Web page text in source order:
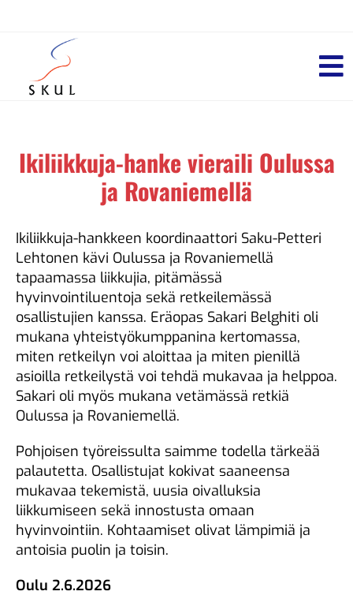
Ikiliikkuja-hanke vieraili Oulussa
ja Rovaniemellä
Ikiliikkuja-hankkeen koordinaattori Saku-Petteri
Lehtonen kävi Oulussa ja Rovaniemellä
tapaamassa liikkujia, pitämässä
hyvinvointiluentoja sekä retkeilemässä
osallistujien kanssa. Eräopas Sakari Belghiti oli
mukana yhteistyökumppanina kertomassa,
miten retkeilyn voi aloittaa ja miten pienillä
asioilla retkeilystä voi tehdä mukavaa ja helppoa.
Sakari oli myös mukana vetämässä retkiä
Oulussa ja Rovaniemellä.
Pohjoisen työreissulta saimme todella tärkeää
palautetta. Osallistujat kokivat saaneensa
mukavaa tekemistä, uusia oivalluksia
liikkumiseen sekä innostusta omaan
hyvinvointiin. Kohtaamiset olivat lämpimiä ja
antoisia puolin ja toisin.
Oulu 2.6.2026